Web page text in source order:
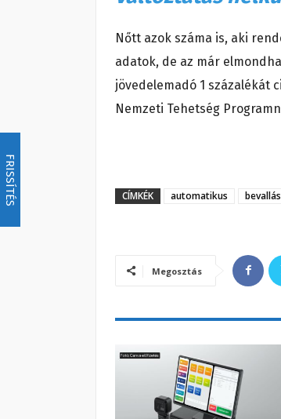
FRISSÍTÉS
Nőtt azok száma is, aki
adatok, de az már
jövedelemadó 1 százalékát
Nemzeti Tehetség
CÍMKÉK automatikus bevallás
Megosztás